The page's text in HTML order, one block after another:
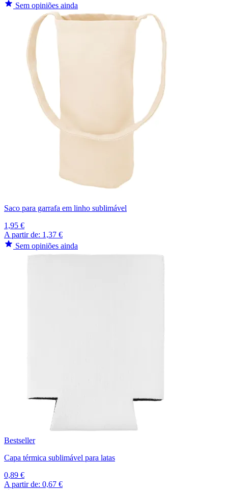
Sem opiniões ainda
Saco para garrafa em linho sublimável
1,95 €
A partir de: 1,37 €
Sem opiniões ainda
Bestseller
Capa térmica sublimável para latas
0,89 €
A partir de: 0,67 €